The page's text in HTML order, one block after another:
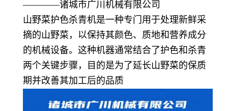
————诸城市广川机械有限公司
山野菜护色杀青机是一种专门用于处理新鲜采
摘的山野菜，以保持其颜色、质地和营养成分
的机械设备。这种机器通常结合了护色和杀青
两个关键步骤，目的是为了延长山野菜的保质
期并改善其加工后的品质